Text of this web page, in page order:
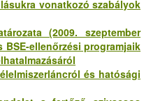
vonatkozó szabályok
(2009. szeptember
BSE-ellenőrzési programjaik
és hatósági